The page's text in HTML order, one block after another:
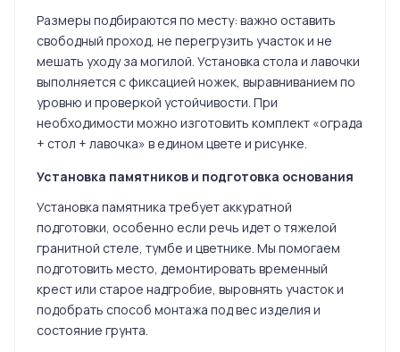
Размеры подбираются по месту: важно оставить
свободный проход, не перегрузить участок и не
мешать уходу за могилой. Установка стола и лавочки
выполняется с фиксацией ножек, выравниванием по
уровню и проверкой устойчивости. При
необходимости можно изготовить комплект «ограда
+ стол + лавочка» в едином цвете и рисунке.
Установка памятников и подготовка основания
Установка памятника требует аккуратной
подготовки, особенно если речь идет о тяжелой
гранитной стеле, тумбе и цветнике. Мы помогаем
подготовить место, демонтировать временный
крест или старое надгробие, выровнять участок и
подобрать способ монтажа под вес изделия и
состояние грунта.